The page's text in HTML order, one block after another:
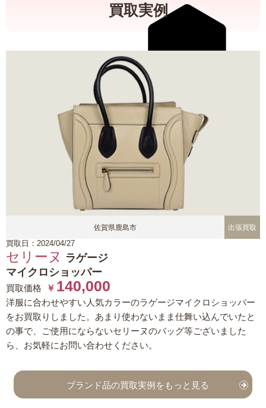
買取実例
佐賀県鹿島市 出張買取
買取日：2024/04/27
セリーヌ ラゲージ
マイクロショッパー
買取価格 ￥ 140,000
洋服に合わせやすい人気カラーのラゲージマイクロショッパー
をお買取りしました。あまり使わないまま仕舞い込んでいたと
の事で、ご使用にならないセリーヌのバッグ等ございました
ら、お気軽にお問い合わせください。
ブランド品の買取実例をもっと見る